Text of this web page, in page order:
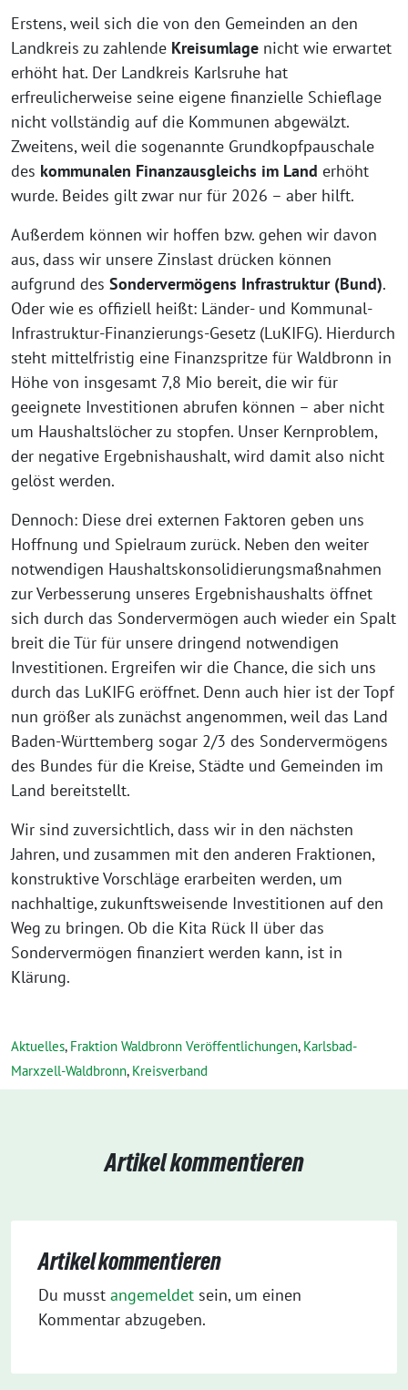
Erstens, weil sich die von den Gemeinden an den
Landkreis zu zahlende Kreisumlage nicht wie erwartet
erhöht hat. Der Landkreis Karlsruhe hat
erfreulicherweise seine eigene finanzielle Schieflage
nicht vollständig auf die Kommunen abgewälzt.
Zweitens, weil die sogenannte Grundkopfpauschale
des kommunalen Finanzausgleichs im Land erhöht
wurde. Beides gilt zwar nur für 2026 – aber hilft.
Außerdem können wir hoffen bzw. gehen wir davon
aus, dass wir unsere Zinslast drücken können
aufgrund des Sondervermögens Infrastruktur (Bund).
Oder wie es offiziell heißt: Länder- und Kommunal-
Infrastruktur-Finanzierungs-Gesetz (LuKIFG). Hierdurch
steht mittelfristig eine Finanzspritze für Waldbronn in
Höhe von insgesamt 7,8 Mio bereit, die wir für
geeignete Investitionen abrufen können – aber nicht
um Haushaltslöcher zu stopfen. Unser Kernproblem,
der negative Ergebnishaushalt, wird damit also nicht
gelöst werden.
Dennoch: Diese drei externen Faktoren geben uns
Hoffnung und Spielraum zurück. Neben den weiter
notwendigen Haushaltskonsolidierungsmaßnahmen
zur Verbesserung unseres Ergebnishaushalts öffnet
sich durch das Sondervermögen auch wieder ein Spalt
breit die Tür für unsere dringend notwendigen
Investitionen. Ergreifen wir die Chance, die sich uns
durch das LuKIFG eröffnet. Denn auch hier ist der Topf
nun größer als zunächst angenommen, weil das Land
Baden-Württemberg sogar 2/3 des Sondervermögens
des Bundes für die Kreise, Städte und Gemeinden im
Land bereitstellt.
Wir sind zuversichtlich, dass wir in den nächsten
Jahren, und zusammen mit den anderen Fraktionen,
konstruktive Vorschläge erarbeiten werden, um
nachhaltige, zukunftsweisende Investitionen auf den
Weg zu bringen. Ob die Kita Rück II über das
Sondervermögen finanziert werden kann, ist in
Klärung.
Aktuelles, Fraktion Waldbronn Veröffentlichungen, Karlsbad-
Marxzell-Waldbronn, Kreisverband
Artikel kommentieren
Artikel kommentieren
Du musst angemeldet sein, um einen
Kommentar abzugeben.